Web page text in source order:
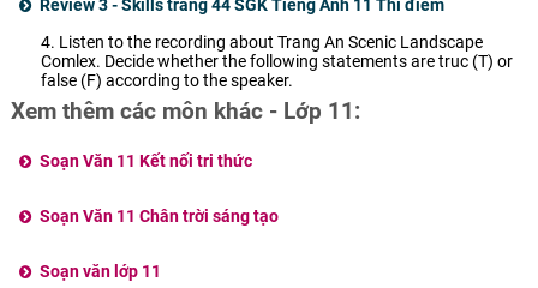
Review 3 - Skills trang 44 SGK Tiếng Anh 11 Thí điểm
4. Listen to the recording about Trang An Scenic Landscape
Comlex. Decide whether the following statements are truc (T) or
false (F) according to the speaker.
Xem thêm các môn khác - Lớp 11:
Soạn Văn 11 Kết nối tri thức
Soạn Văn 11 Chân trời sáng tạo
Soạn văn lớp 11